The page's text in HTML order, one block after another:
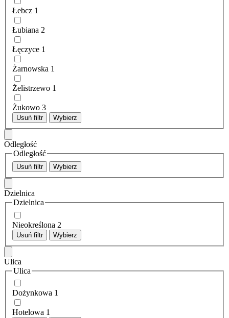
Łebcz 1
Łubiana 2
Łęczyce 1
Żarnowska 1
Żelistrzewo 1
Żukowo 3
Usuń filtr Wybierz
Odległość
Odległość
Usuń filtr Wybierz
Dzielnica
Dzielnica
Nieokreślona 2
Usuń filtr Wybierz
Ulica
Ulica
Dożynkowa 1
Hotelowa 1